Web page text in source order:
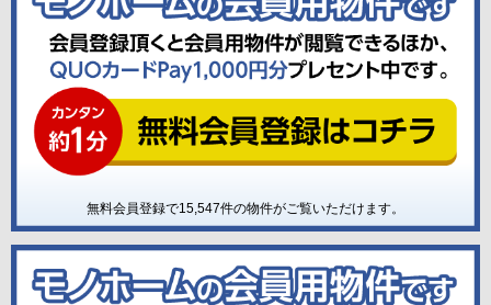
無料会員登録で15,547件の物件がご覧いただけます。